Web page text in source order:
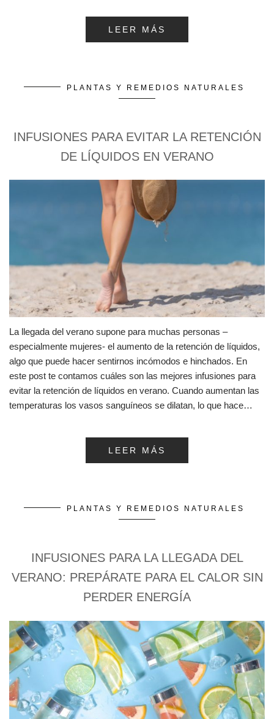
LEER MÁS
PLANTAS Y REMEDIOS NATURALES
INFUSIONES PARA EVITAR LA RETENCIÓN
DE LÍQUIDOS EN VERANO
La llegada del verano supone para muchas personas –
especialmente mujeres- el aumento de la retención de líquidos,
algo que puede hacer sentirnos incómodos e hinchados. En
este post te contamos cuáles son las mejores infusiones para
evitar la retención de líquidos en verano. Cuando aumentan las
temperaturas los vasos sanguíneos se dilatan, lo que hace…
LEER MÁS
PLANTAS Y REMEDIOS NATURALES
INFUSIONES PARA LA LLEGADA DEL
VERANO: PREPÁRATE PARA EL CALOR SIN
PERDER ENERGÍA